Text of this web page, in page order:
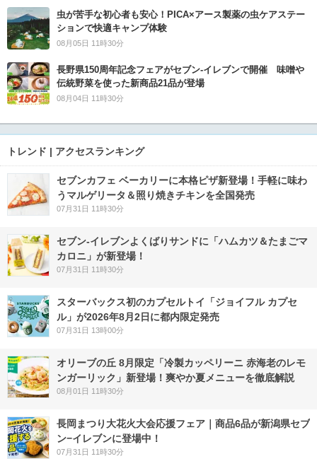
虫が苦手な初心者も安心！PICA×アース製薬の虫ケアステー
ションで快適キャンプ体験
08月05日 11時30分
長野県150周年記念フェアがセブン-イレブンで開催 味噌や
伝統野菜を使った新商品21品が登場
08月04日 11時30分
トレンド | アクセスランキング
セブンカフェ ベーカリーに本格ピザ新登場！手軽に味わ
うマルゲリータ＆照り焼きチキンを全国発売
07月31日 11時30分
セブン‐イレブンよくばりサンドに「ハムカツ＆たまごマ
カロニ」が新登場！
07月31日 11時30分
スターバックス初のカプセルトイ「ジョイフル カプセ
ル」が2026年8月2日に都内限定発売
07月31日 13時00分
オリーブの丘 8月限定「冷製カッペリーニ 赤海老のレモ
ンガーリック」新登場！爽やか夏メニューを徹底解説
08月01日 11時30分
長岡まつり大花火大会応援フェア｜商品6品が新潟県セブ
ン−イレブンに登場中！
07月31日 11時30分